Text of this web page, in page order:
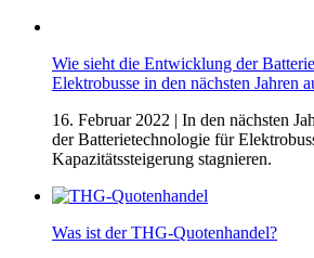
Wie sieht die Entwicklung der
Elektrobusse in den nächsten Jahren
16. Februar 2022 | In den nächsten
der Batterietechnologie für
Kapazitätssteigerung stagnieren.
Was ist der THG-Quotenhandel?